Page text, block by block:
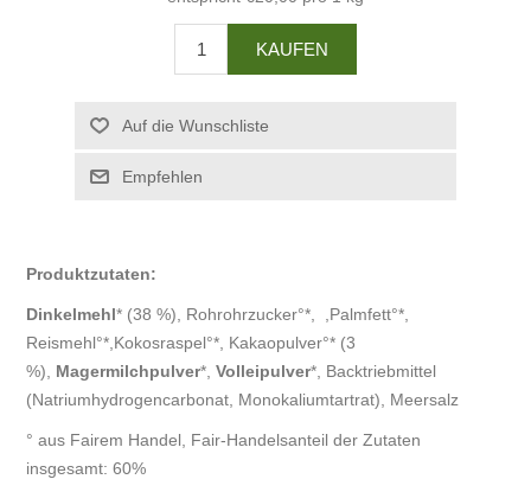
Produktzutaten:
Dinkelmehl* (38 %), Rohrohrzucker°*, ,Palmfett°*,
Reismehl°*,Kokosraspel°*, Kakaopulver°* (3
%), Magermilchpulver*,Volleipulver*, Backtriebmittel
(Natriumhydrogencarbonat, Monokaliumtartrat), Meersalz
° aus Fairem Handel, Fair-Handelsanteil der Zutaten
insgesamt: 60%